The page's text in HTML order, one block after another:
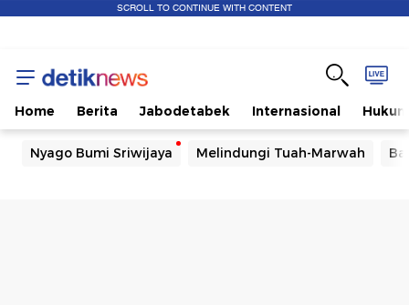
SCROLL TO CONTINUE WITH CONTENT
Home Berita Jabodetabek Internasional Hukum
Nyago Bumi Sriwijaya Melindungi Tuah-Marwah